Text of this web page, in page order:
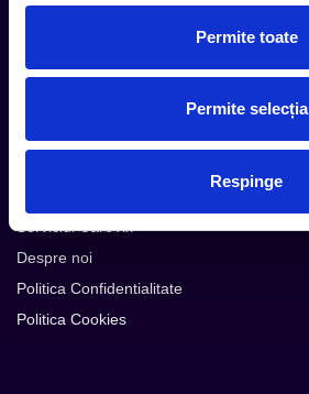
Permite toate
Permite selecția
Respinge
Metode plata
Magazine partenere
Intrebari Frecvente - FAQ
Termeni si Conditii
Serviciul CareTix
Despre noi
Politica Confidentialitate
Politica Cookies